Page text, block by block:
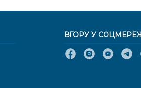
ВГОРУ У